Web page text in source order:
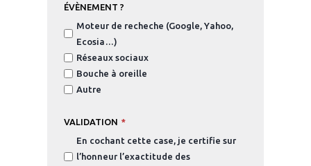
ÉVÈNEMENT ?
Moteur de recheche (Google, Yahoo,
Ecosia…)
Réseaux sociaux
Bouche à oreille
Autre
VALIDATION *
En cochant cette case, je certifie sur
l’honneur l’exactitude des